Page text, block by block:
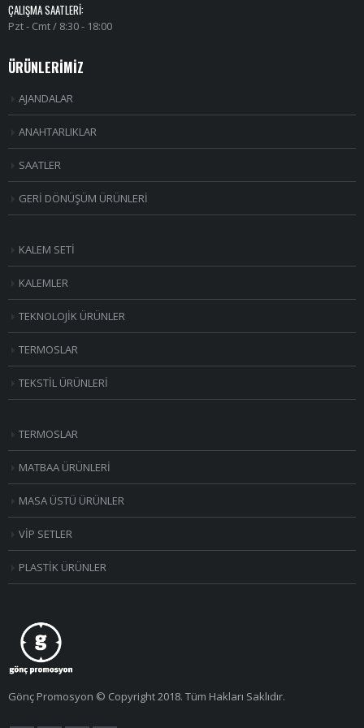
ÇALIŞMA SAATLERI:
Pzt - Cmt / 8:30 - 18:00
ÜRÜNLERİMİZ
AJANDALAR
ANAHTARLIKLAR
SAATLER
GERİ DÖNÜŞÜM ÜRÜNLERİ
KALEM SETİ
KALEMLER
TEKNOLOJİK ÜRÜNLER
TERMOSLAR
TEKSTİL ÜRÜNLERİ
TERMOSLAR
MATBAA ÜRÜNLERİ
MASA ÜSTÜ ÜRÜNLER
VİP SETLER
PLASTİK ÜRÜNLER
Gönç Promosyon © Copyright 2018. Tüm Hakları Saklıdır.